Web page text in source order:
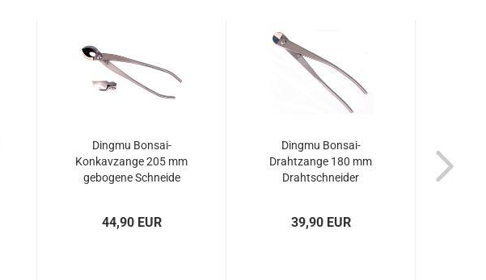
Dingmu Bonsai-
Konkavzange 205 mm
gebogene Schneide
44,90 EUR
Dingmu Bonsai-
Drahtzange 180 mm
Drahtschneider
39,90 EUR